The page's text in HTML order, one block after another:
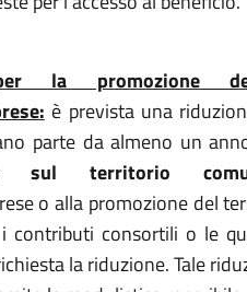
la promozione
è prevista una
parte da almeno un
sul territorio
o alla promozione del
contributi consortili o le
la riduzione. Tale